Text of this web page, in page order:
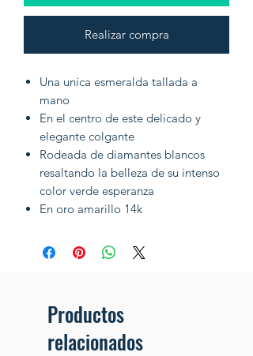
Realizar compra
Una unica esmeralda tallada a
mano
En el centro de este delicado y
elegante colgante
Rodeada de diamantes blancos
resaltando la belleza de su intenso
color verde esperanza
En oro amarillo 14k
Productos
relacionados